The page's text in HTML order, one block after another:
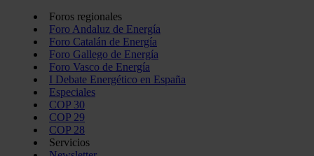
Foros regionales
Foro Andaluz de Energía
Foro Catalán de Energía
Foro Gallego de Energía
Foro Vasco de Energía
I Debate Energético en España
Especiales
COP 30
COP 29
COP 28
Servicios